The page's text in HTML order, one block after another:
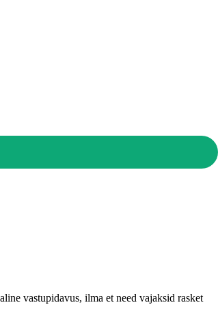
vastupidavus, ilma et need vajaksid rasket